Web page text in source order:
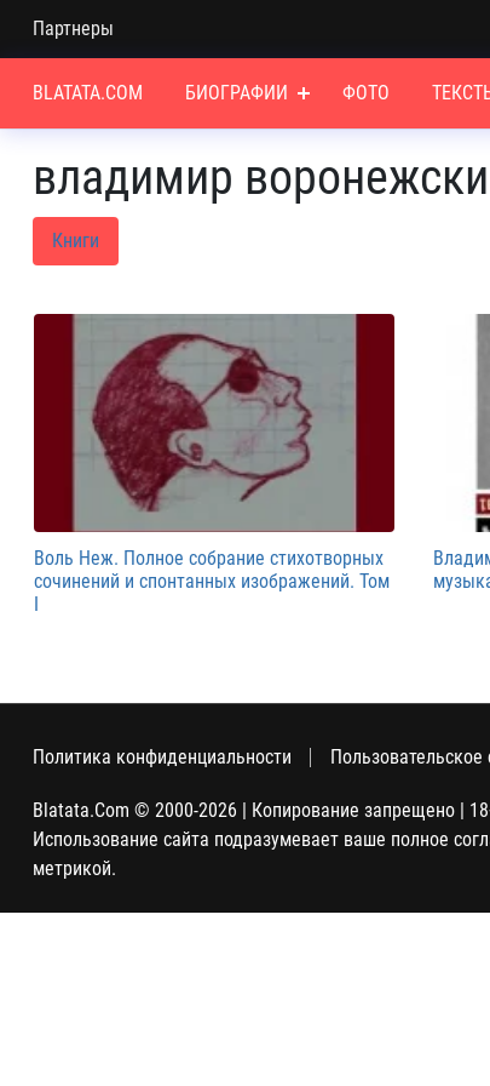
Партнеры
BLATATA.COM БИОГРАФИИ ФОТО
владимир
Книги
Воль Неж. Полное собрание стихотворных
сочинений и спонтанных изображений. Том
I
Политика конфиденциальности Пользовательское
Blatata.Com © 2000-2026 | Копирование запрещено |
Использование сайта подразумевает ваше полное
метрикой.